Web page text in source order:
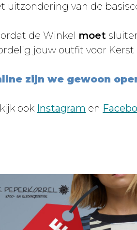
uitzondering van de
de Winkel moet
jouw outfit voor Kerst
zijn we gewoon
ook Instagram en